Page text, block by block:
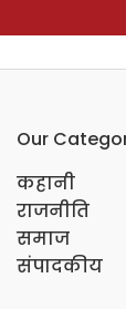
Our
कहानी
राजनीति
समाज
संपादकीय